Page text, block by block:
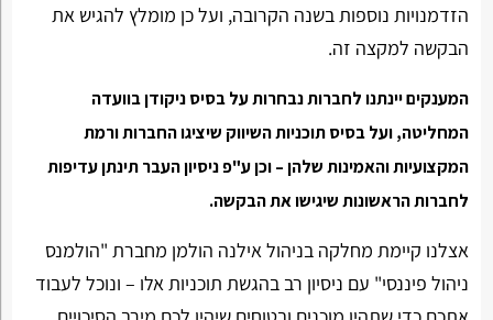
הזדמנויות נוספות בשנה הקרובה, ועל כן מומלץ להגיש את
הבקשה למקצה זה.
המענקים יינתנו לחברות נבחרות על בסיס ניקודן בוועדה
המחליטה, ועל בסיס תוכניות השיווק שיציגו החברות ורמת
המקצועיות והאמינות שלהן – וכן ע"פ ניסיון העבר תינתן עדיפות
לחברות הראשונות שיגישו את הבקשה.
אצלנו קיימת מחלקה בניהול אילנה הולמן מחברת "הולמנס
ניהול פיננסי" עם ניסיון רב בהגשת תוכניות אלו – ונוכל לעבוד